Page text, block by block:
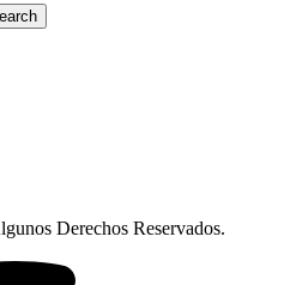
Derechos Reservados.